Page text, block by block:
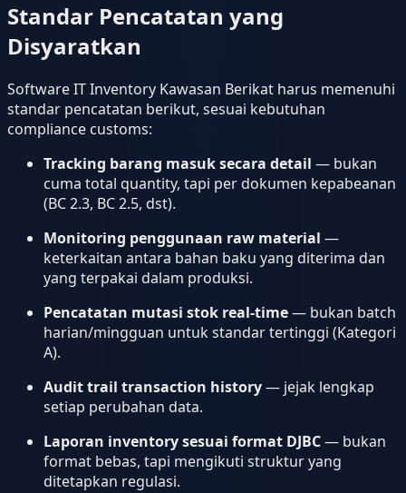
Standar Pencatatan yang
Disyaratkan
Software IT Inventory Kawasan Berikat harus memenuhi
standar pencatatan berikut, sesuai kebutuhan
compliance customs:
Tracking barang masuk secara detail — bukan
cuma total quantity, tapi per dokumen kepabeanan
(BC 2.3, BC 2.5, dst).
Monitoring penggunaan raw material —
keterkaitan antara bahan baku yang diterima dan
yang terpakai dalam produksi.
Pencatatan mutasi stok real-time— bukan batch
harian/mingguan untuk standar tertinggi (Kategori
A).
Audit trail transaction history— jejak lengkap
setiap perubahan data.
Laporan inventory sesuai format DJBC— bukan
format bebas, tapi mengikuti struktur yang
ditetapkan regulasi.